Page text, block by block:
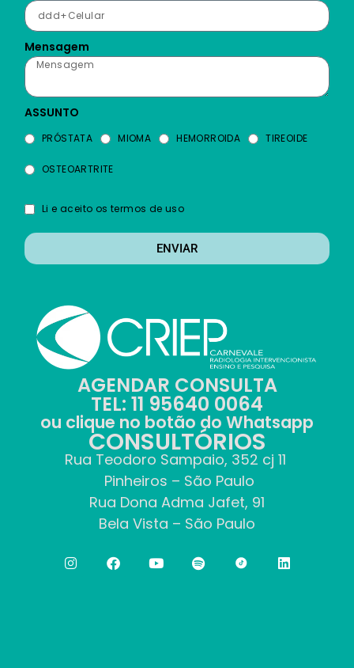
Mensagem
ASSUNTO
PRÓSTATA MIOMA HEMORROIDA TIREOIDE
OSTEOARTRITE
Li e aceito os termos de uso
ENVIAR
AGENDAR CONSULTA
TEL: 11 95640 0064
ou clique no botão do Whatsapp
CONSULTÓRIOS
Rua Teodoro Sampaio, 352 cj 11
Pinheiros – São Paulo
Rua Dona Adma Jafet, 91
Bela Vista – São Paulo